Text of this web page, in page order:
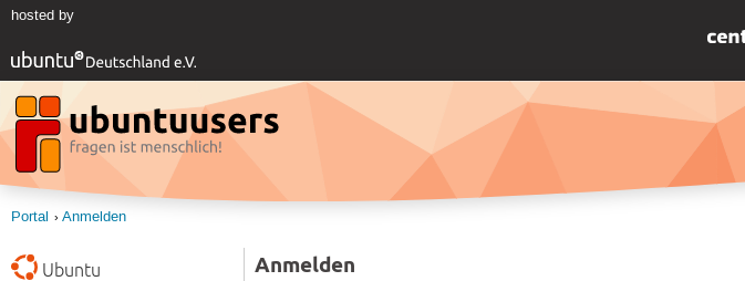
hosted by
Portal Anmelden
Ubuntu Anmelden